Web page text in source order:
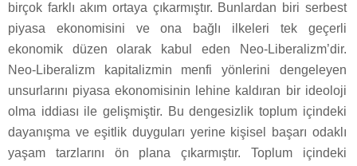
birçok farklı akım ortaya çıkarmıştır. Bunlardan biri serbest
piyasa ekonomisini ve ona bağlı ilkeleri tek geçerli
ekonomik düzen olarak kabul eden Neo-Liberalizm’dir.
Neo-Liberalizm kapitalizmin menfi yönlerini dengeleyen
unsurlarını piyasa ekonomisinin lehine kaldıran bir ideoloji
olma iddiası ile gelişmiştir. Bu dengesizlik toplum içindeki
dayanışma ve eşitlik duyguları yerine kişisel başarı odaklı
yaşam tarzlarını ön plana çıkarmıştır. Toplum içindeki